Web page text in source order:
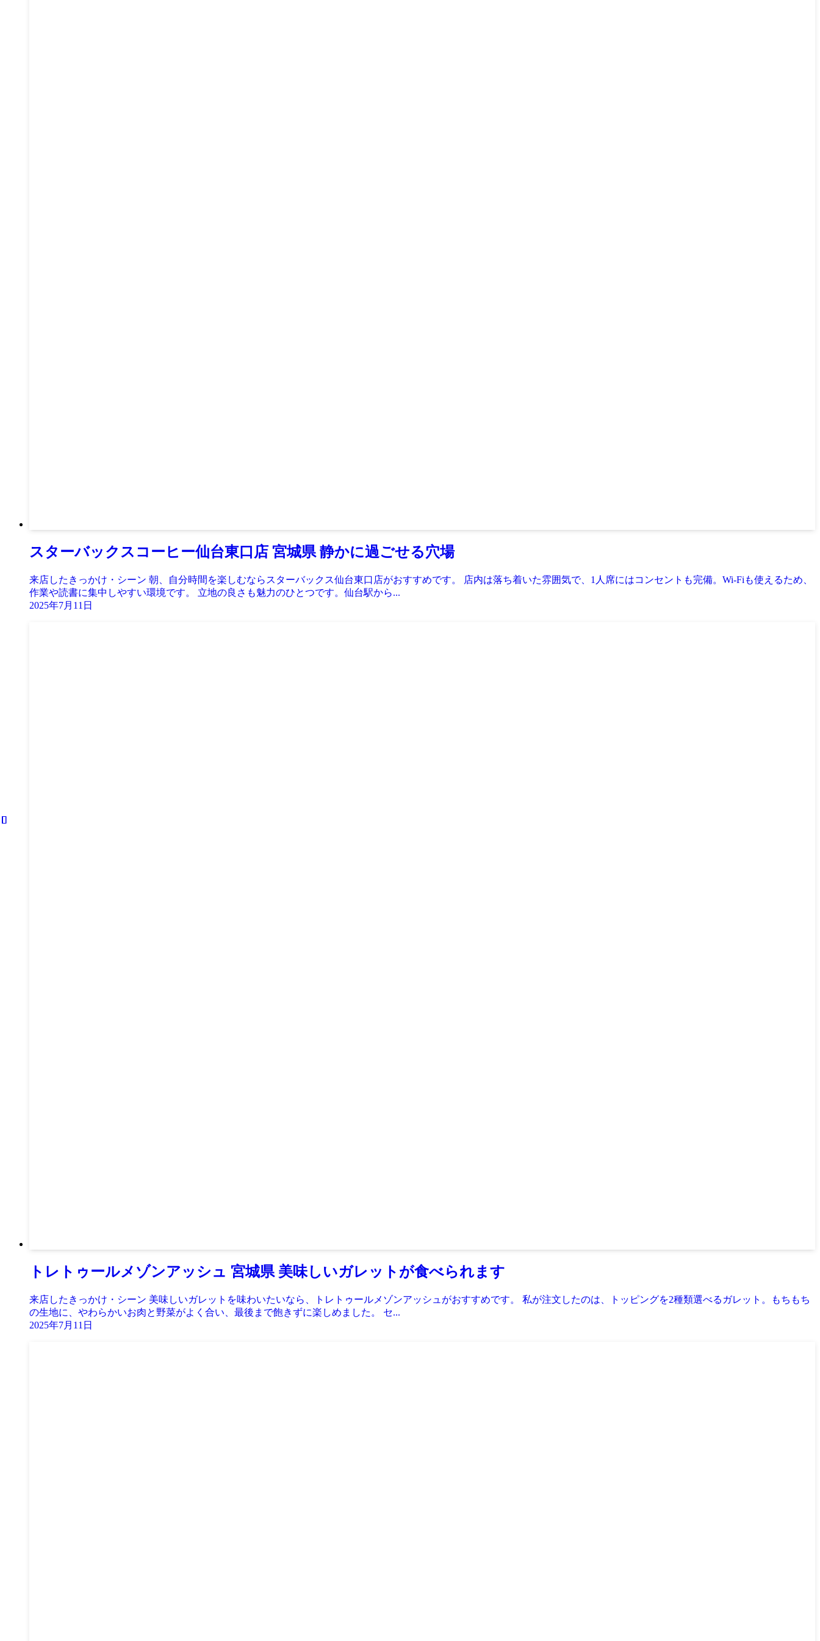
スターバックスコーヒー仙台東口店 宮城県 静かに過ごせる穴場
来店したきっかけ・シーン 朝、自分時間を楽しむならスターバックス仙台東口店がおすすめです。 店内は落ち着いた雰囲気で、1人席にはコンセントも完備。Wi-Fiも使えるため、
作業や読書に集中しやすい環境です。 立地の良さも魅力のひとつです。仙台駅から...
2025年7月11日
トレトゥールメゾンアッシュ 宮城県 美味しいガレットが食べられます
来店したきっかけ・シーン 美味しいガレットを味わいたいなら、トレトゥールメゾンアッシュがおすすめです。 私が注文したのは、トッピングを2種類選べるガレット。もちもち
の生地に、やわらかいお肉と野菜がよく合い、最後まで飽きずに楽しめました。 セ...
2025年7月11日